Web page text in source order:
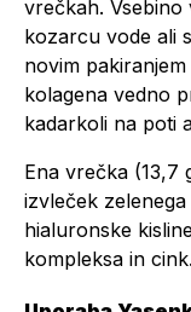
vrečkah.
kozarcu vode ali
novim
kolagena vedno
kadarkoli na poti
Ena vrečka (13,7
izvleček
hialuronske
kompleksa in cink.